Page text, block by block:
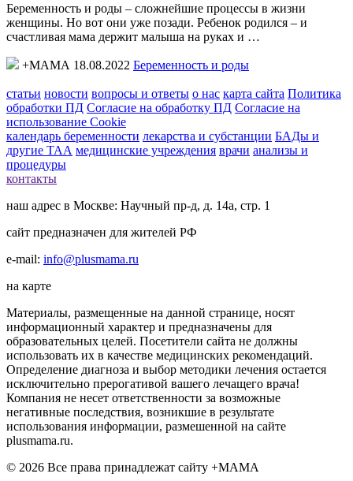
Беременность и роды – сложнейшие процессы в жизни
женщины. Но вот они уже позади. Ребенок родился – и
счастливая мама держит малыша на руках и …
+МАМА 18.08.2022 Беременность и роды
статьи новости вопросы и ответы о нас карта сайта Политика
обработки ПД Согласие на обработку ПД Согласие на
использование Cookie
календарь беременности лекарства и субстанции БАДы и
другие ТАА медицинские учреждения врачи анализы и
процедуры
контакты
наш адрес в Москве: Научный пр-д, д. 14а, стр. 1
сайт предназначен для жителей РФ
e-mail: info@plusmama.ru
на карте
Материалы, размещенные на данной странице, носят
информационный характер и предназначены для
образовательных целей. Посетители сайта не должны
использовать их в качестве медицинских рекомендаций.
Определение диагноза и выбор методики лечения остается
исключительно прерогативой вашего лечащего врача!
Компания не несет ответственности за возможные
негативные последствия, возникшие в результате
использования информации, размешенной на сайте
plusmama.ru.
© 2026 Все права принадлежат сайту +МАМА